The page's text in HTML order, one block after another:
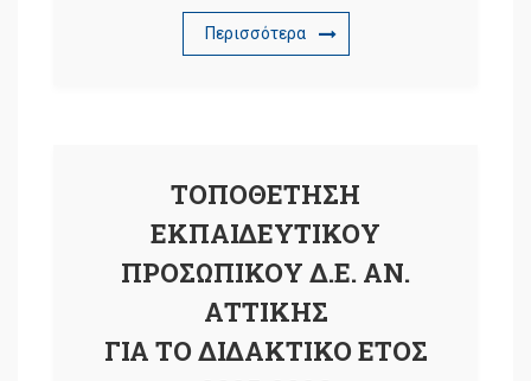
Περισσότερα
ΤΟΠΟΘΕΤΗΣΗ
ΕΚΠΑΙΔΕΥΤΙΚΟΥ
ΠΡΟΣΩΠΙΚΟΥ Δ.Ε. ΑΝ.
ΑΤΤΙΚΗΣ
ΓΙΑ ΤΟ ΔΙΔΑΚΤΙΚΟ ΕΤΟΣ